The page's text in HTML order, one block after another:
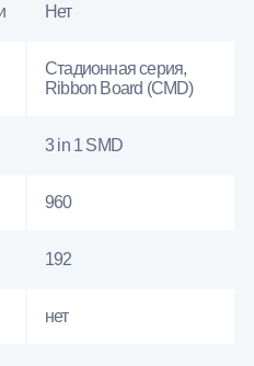
Нет
Стадионная серия,
Ribbon Board (CMD)
3 in 1 SMD
960
192
нет